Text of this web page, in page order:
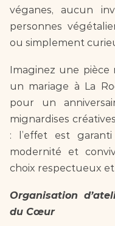
véganes, aucun
personnes
Imaginez une
un mariage à La
pour un
mignardises
: l’effet est
modernité et
choix respectueux
Organisation
du Cœur